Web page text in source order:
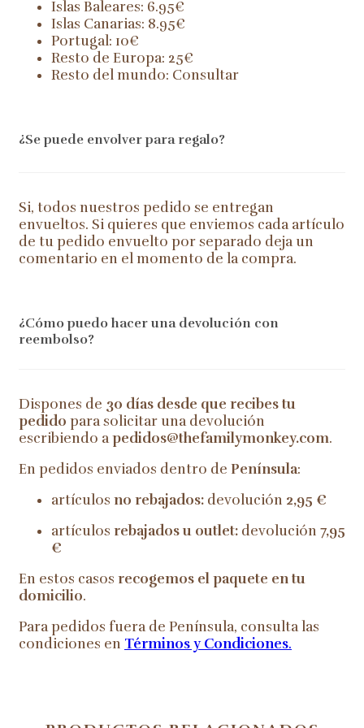
Islas Baleares: 6.95€
Islas Canarias: 8.95€
Portugal: 10€
Resto de Europa: 25€
Resto del mundo: Consultar
¿Se puede envolver para regalo?
Si, todos nuestros pedido se entregan
envueltos. Si quieres que enviemos cada artículo
de tu pedido envuelto por separado deja un
comentario en el momento de la compra.
¿Cómo puedo hacer una devolución con
reembolso?
Dispones de 30 días desde que recibes tu
pedido para solicitar una devolución
escribiendo apedidos@thefamilymonkey.com.
En pedidos enviados dentro de Península:
artículos no rebajados: devolución 2,95 €
artículos rebajados u outlet: devolución 7,95
€
En estos casos recogemos el paquete en tu
domicilio.
Para pedidos fuera de Península, consulta las
condiciones en Términos y Condiciones.